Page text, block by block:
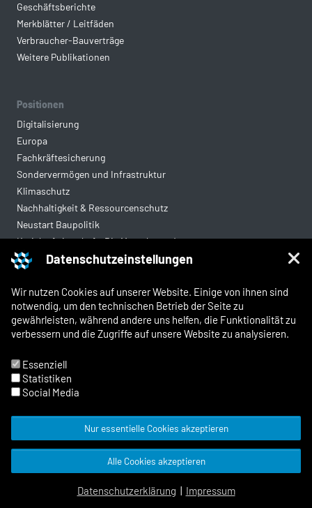
Datenschutzeinstellungen
Wir nutzen Cookies auf unserer Website. Einige von ihnen sind
notwendig, um den technischen Betrieb der Seite zu
gewährleisten, während andere uns helfen, die Funktionalität zu
verbessern und die Zugriffe auf unsere Website zu analysieren.
Essenziell
Statistiken
Social Media
Nur essentielle Cookies akzeptieren
Alle Cookies akzeptieren
Datenschutzerklärung | Impressum
Geschäftsberichte
Merkblätter / Leitfäden
Verbraucher-Bauverträge
Weitere Publikationen
Positionen
Digitalisierung
Europa
Fachkräftesicherung
Sondervermögen und Infrastruktur
Klimaschutz
Nachhaltigkeit & Ressourcenschutz
Neustart Baupolitik
Kreislaufwirtschaft: Die Mantelverordnung
Mittelstandsgerechte Vergabe
Rechtliches
Kontakt
Impressum
Datenschutz
Whistleblowing und Meldewege
Facebook
X Instagram
LinkedIn
© 2026 Zentralverband Deutsches
TYPO3 Website von Kombinat